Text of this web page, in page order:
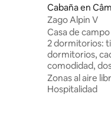
Cabaña en
nesc
Zago Alpin V
Casa de
2 dormitorios:
dormitorios,
comodidad,
equipados, una
ideal para
Zonas al aire
Hospitalidad